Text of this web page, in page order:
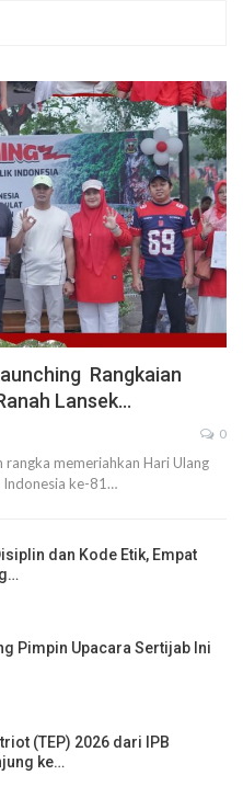
Rangkaian
Lansek…
0
rangka memeriahkan Hari Ulang
Indonesia ke-81…
dan Kode Etik, Empat
Pimpin Upacara Sertijab Ini
(TEP) 2026 dari IPB
ke…